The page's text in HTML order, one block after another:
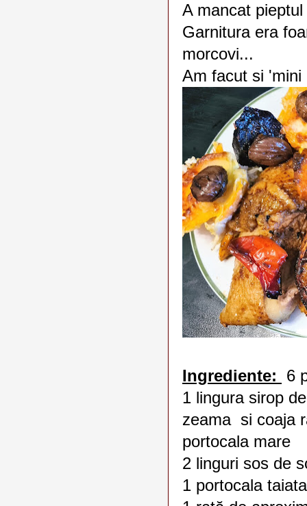
A mancat
Garnitura era
morcovi...
Am facut si
Ingrediente:
6
1 lingura sirop
zeama si coaja
portocala mare
2 linguri sos de
1 portocala